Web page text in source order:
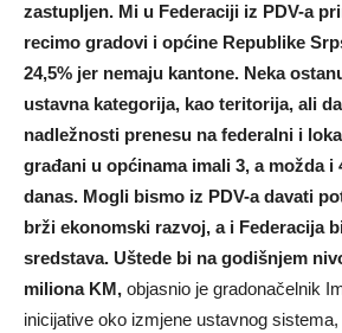
zastupljen. Mi u Federaciji iz PDV-a
recimo gradovi i općine Republike
24,5% jer nemaju kantone. Neka
ustavna kategorija, kao teritorija, ali
nadležnosti prenesu na federalni i
građani u općinama imali 3, a možda i
danas. Mogli bismo iz PDV-a davati
brži ekonomski razvoj, a i Federacija
sredstava. Uštede bi na godišnjem
miliona KM, objasnio je gradonačelnik
inicijative oko izmjene ustavnog